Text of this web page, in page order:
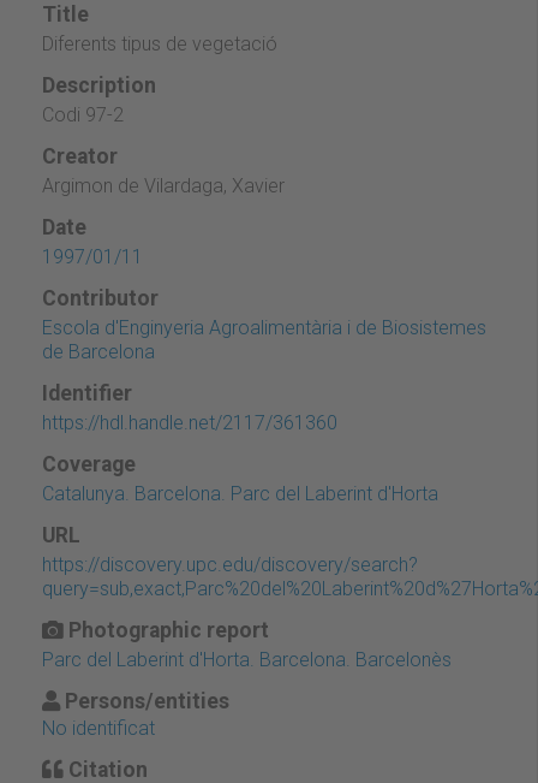
Title
Diferents tipus de vegetació
Description
Codi 97-2
Creator
Argimon de Vilardaga, Xavier
Date
1997/01/11
Contributor
Escola d'Enginyeria Agroalimentària i de Biosistemes
de Barcelona
Identifier
https://hdl.handle.net/2117/361360
Coverage
Catalunya. Barcelona. Parc del Laberint d'Horta
URL
https://discovery.upc.edu/discovery/search?
Photographic report
Parc del Laberint d'Horta. Barcelona. Barcelonès
Persons/entities
No identificat
Citation